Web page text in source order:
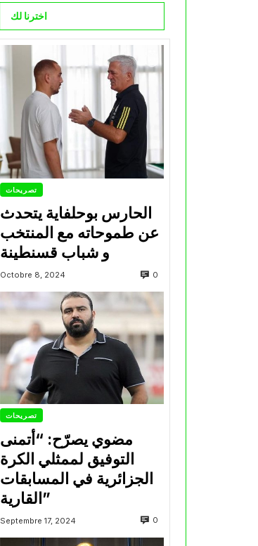
اخترنا لك
تصريحات
الحارس بوحلفاية يتحدث
عن طموحاته مع المنتخب
و شباب قسنطينة
Octobre 8, 2024 0
تصريحات
مضوي يصرّح: “أتمنى
التوفيق لممثلي الكرة
الجزائرية في المسابقات
القارية”
Septembre 17, 2024 0